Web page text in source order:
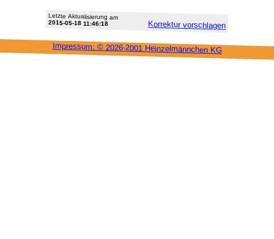
Letzte Aktu­alisie­rung am
2015-05-18 11:46:18 Korrektur vor­schlagen
Impressum: © 2026-2001 Heinzel­männchen KG